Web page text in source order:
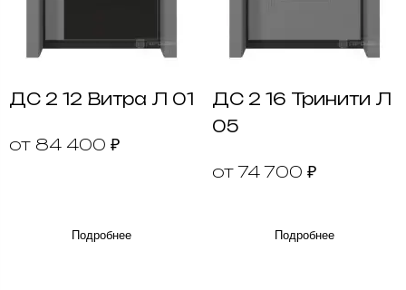
ДС 2 12 Витра Л 01
от 84 400 ₽
Подробнее
ДС 2 16 Тринити Л
05
от 74 700 ₽
Подробнее